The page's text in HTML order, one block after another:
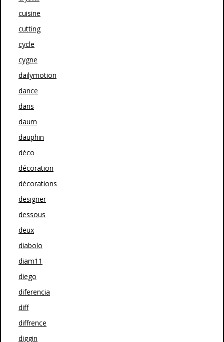
cuisine
cutting
cycle
cygne
dailymotion
dance
dans
daum
dauphin
déco
décoration
décorations
designer
dessous
deux
diabolo
diam11
diego
diferencia
diff
diffrence
diggin